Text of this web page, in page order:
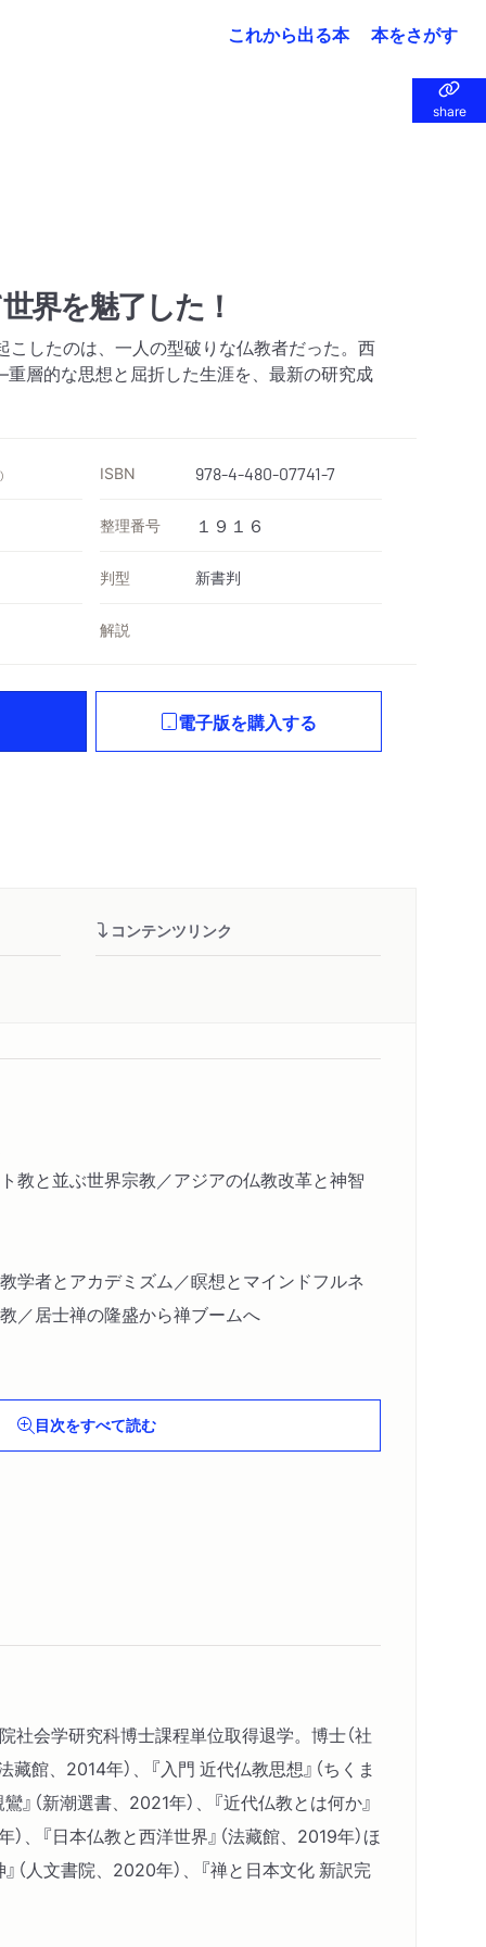
これから出る本 本をさがす
share
share
界を魅了した！
こしたのは、一人の型破りな仏教者だった。西
層的な思想と屈折した生涯を、最新の研究成
ISBN 978-4-480-07741-7
整理番号 １９１６
判型 新書判
解説
電子版を購入する
コンテンツリンク
教と並ぶ世界宗教／アジアの仏教改革と神智
学者とアカデミズム／瞑想とマインドフルネ
／居士禅の隆盛から禅ブームへ
母の信心と「秘事法門」／生涯の友との出会い
外に曲がらず」の悟り／進化論の宗教化と禅の
日本人／祈?はなぜ否定されるべきか／霊魂は実
不生不滅を科学的に説明する／ケーラスからの
乗
目次をすべて読む
社会学研究科博士課程単位取得退学。博士（社
館、2014年）、『入門 近代仏教思想』（ちくま
』（新潮選書、2021年）、『近代仏教とは何か』
、『日本仏教と西洋世界』（法藏館、2019年）ほ
（人文書院、2020年）、『禅と日本文化 新訳完